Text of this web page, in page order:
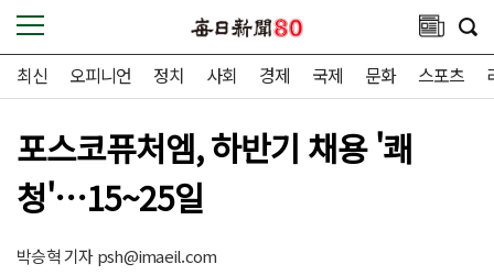
최신 오피니언 정치 사회 경제 국제 문화 스포츠
포스코퓨처엠, 하반기 채용 '쾌
청'…15~25일
박승혁 기자psh@imaeil.com